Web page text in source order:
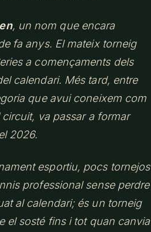
, un nom que encara
fa anys. El mateix torneig
a començaments dels
calendari. Més tard, entre
que avui coneixem com
va passar a formar
2026.
esportiu, pocs tornejos
professional sense perdre
al calendari; és un torneig
el sosté fins i tot quan canvia